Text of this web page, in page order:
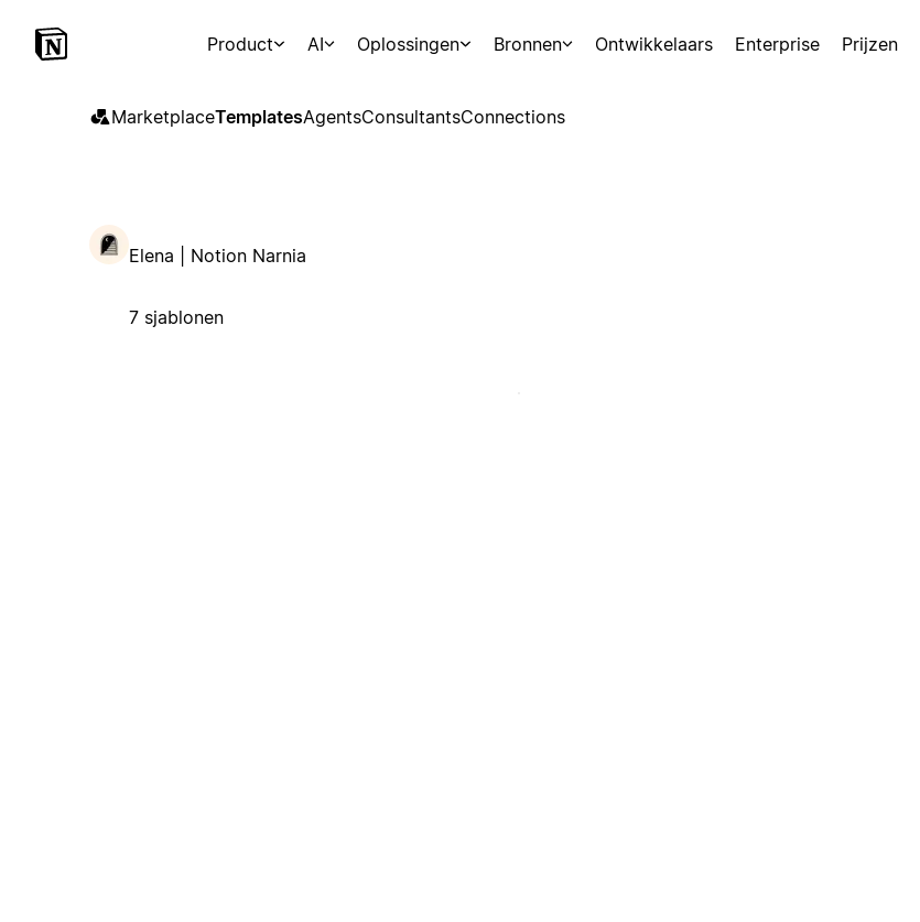
Product AI Oplossingen Bronnen Ontwikkelaars Enterprise Prijzen
MarketplaceTemplatesAgentsConsultantsConnections
Elena | Notion Narnia
7 sjablonen